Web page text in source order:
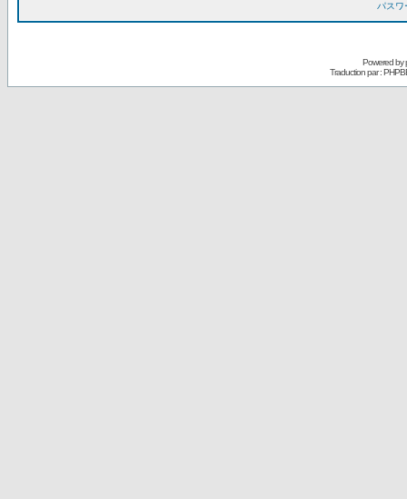
パスワ
Powered by
Traduction par :